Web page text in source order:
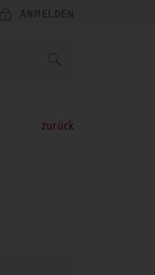
ANMELDEN
zurück